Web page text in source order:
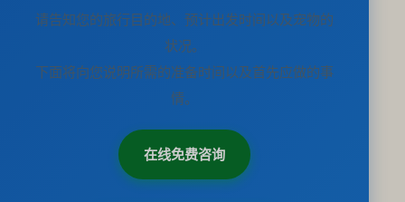
请告知您的旅行目的地、预计出发时间以及宠物的
状况。
下面将向您说明所需的准备时间以及首先应做的事
情。
在线免费咨询